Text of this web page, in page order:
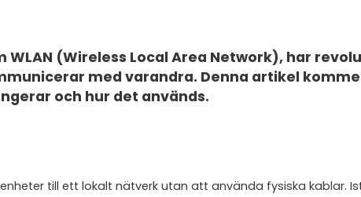
(Wireless Local Area Network), har
med varandra. Denna artikel
och hur det används.
till ett lokalt nätverk utan att använda fysiska kablar.